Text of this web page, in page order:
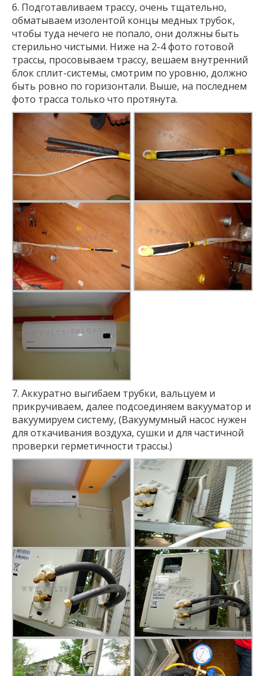
6. Подготавливаем трассу, очень тщательно,
обматываем изолентой концы медных трубок,
чтобы туда нечего не попало, они должны быть
стерильно чистыми. Ниже на 2-4 фото готовой
трассы, просовываем трассу, вешаем внутренний
блок сплит-системы, смотрим по уровню, должно
быть ровно по горизонтали. Выше, на последнем
фото трасса только что протянута.
7. Аккуратно выгибаем трубки, вальцуем и
прикручиваем, далее подсоединяем вакууматор и
вакуумируем систему, (Вакуумумный насос нужен
для откачивания воздуха, сушки и для частичной
проверки герметичности трассы.)